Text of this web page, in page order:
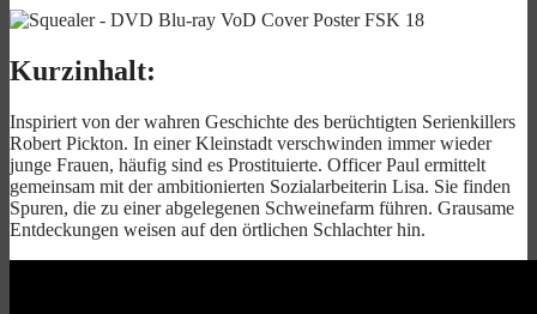
Kurzinhalt:
Inspiriert von der wahren Geschichte des berüchtigten Serienkillers
Robert Pickton. In einer Kleinstadt verschwinden immer wieder
junge Frauen, häufig sind es Prostituierte. Officer Paul ermittelt
gemeinsam mit der ambitionierten Sozialarbeiterin Lisa. Sie finden
Spuren, die zu einer abgelegenen Schweinefarm führen. Grausame
Entdeckungen weisen auf den örtlichen Schlachter hin.